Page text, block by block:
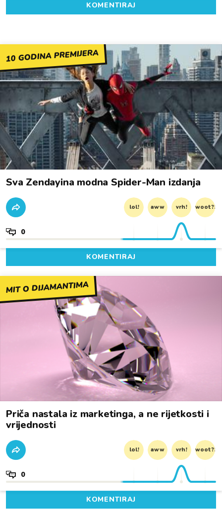
KOMENTIRAJ
10 GODINA PREMIJERA
Sva Zendayina modna Spider-Man izdanja
lol! aww vrh! woot?!
0
KOMENTIRAJ
MIT O DIJAMANTIMA
Priča nastala iz marketinga, a ne rijetkosti i
vrijednosti
lol! aww vrh! woot?!
0
KOMENTIRAJ